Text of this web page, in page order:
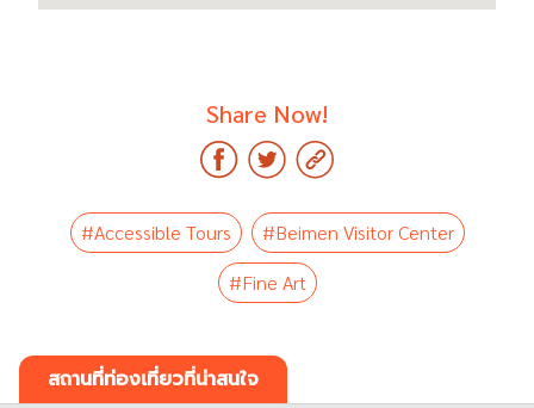
Share Now!
#Accessible Tours
#Beimen Visitor Center
#Fine Art
สถานที่ท่องเที่ยวที่น่าสนใจ